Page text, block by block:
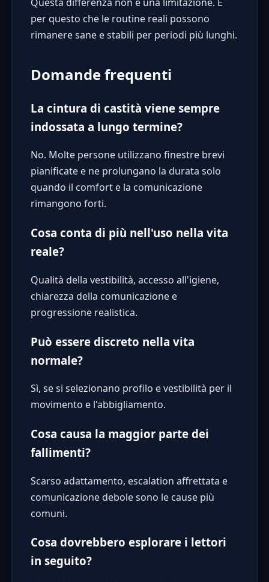
per questo che le routine reali possono
rimanere sane e stabili per periodi più lunghi.
Domande frequenti
La cintura di castità viene sempre
indossata a lungo termine?
No. Molte persone utilizzano finestre brevi
pianificate e ne prolungano la durata solo
quando il comfort e la comunicazione
rimangono forti.
Cosa conta di più nell'uso nella vita
reale?
Qualità della vestibilità, accesso all'igiene,
chiarezza della comunicazione e
progressione realistica.
Può essere discreto nella vita
normale?
Sì, se si selezionano profilo e vestibilità per il
movimento e l'abbigliamento.
Cosa causa la maggior parte dei
fallimenti?
Scarso adattamento, escalation affrettata e
comunicazione debole sono le cause più
comuni.
Cosa dovrebbero esplorare i lettori
in seguito?